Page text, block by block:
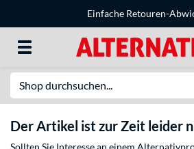
Einfache Retouren-
Der Artikel ist zur Zeit leider
Sollten Sie Interesse an einem